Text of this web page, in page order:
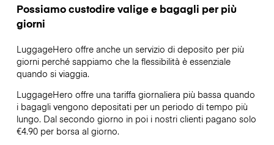
Possiamo custodire valige e bagagli per più
giorni
LuggageHero offre anche un servizio di deposito per più
giorni perché sappiamo che la flessibilità è essenziale
quando si viaggia.
LuggageHero offre una tariffa giornaliera più bassa quando
i bagagli vengono depositati per un periodo di tempo più
lungo. Dal secondo giorno in poi i nostri clienti pagano solo
€4.90 per borsa al giorno.